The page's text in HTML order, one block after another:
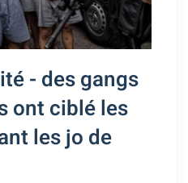
- des gangs
ont ciblé les
les jo de